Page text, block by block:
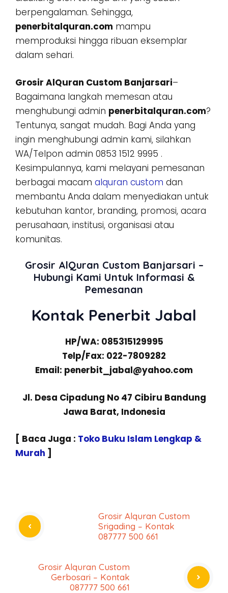
berpengalaman. Sehingga,
penerbitalquran.com mampu
memproduksi hingga ribuan eksemplar
dalam sehari.
Grosir AlQuran Custom Banjarsari–
Bagaimana langkah memesan atau
menghubungi admin penerbitalquran.com?
Tentunya, sangat mudah. Bagi Anda yang
ingin menghubungi admin kami, silahkan
WA/Telpon admin 0853 1512 9995 .
Kesimpulannya, kami melayani pemesanan
berbagai macam alquran custom dan
membantu Anda dalam menyediakan untuk
kebutuhan kantor, branding, promosi, acara
perusahaan, institusi, organisasi atau
komunitas.
Grosir AlQuran Custom Banjarsari –
Hubungi Kami Untuk Informasi &
Pemesanan
Kontak Penerbit Jabal
HP/WA: 085315129995
Telp/Fax: 022-7809282
Email: penerbit_jabal@yahoo.com
Jl. Desa Cipadung No 47 Cibiru Bandung
Jawa Barat, Indonesia
[ Baca Juga : Toko Buku Islam Lengkap &
Murah ]
Grosir Alquran Custom
Srigading – Kontak
087777 500 661
Grosir Alquran Custom
Gerbosari – Kontak
087777 500 661